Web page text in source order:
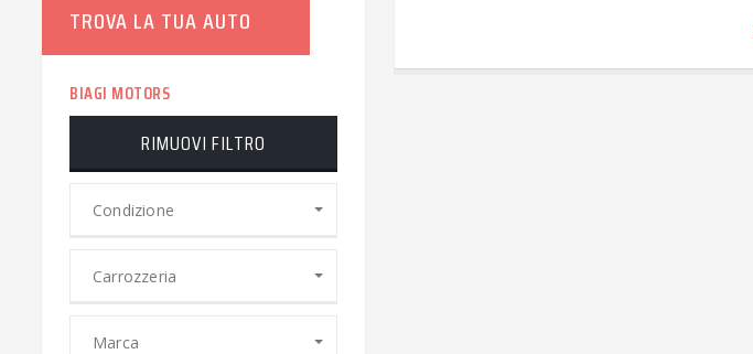
TROVA LA TUA AUTO
BIAGI MOTORS
RIMUOVI FILTRO
Condizione
Carrozzeria
Marca